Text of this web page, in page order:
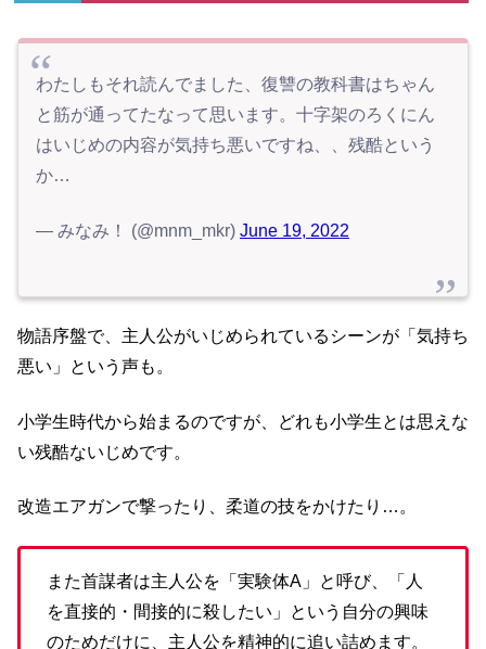
わたしもそれ読んでました、復讐の教科書はちゃん
と筋が通ってたなって思います。十字架のろくにん
はいじめの内容が気持ち悪いですね、、残酷という
か…
— みなみ！ (@mnm_mkr) June 19, 2022
物語序盤で、主人公がいじめられているシーンが「気持ち
悪い」という声も。
小学生時代から始まるのですが、どれも小学生とは思えな
い残酷ないじめです。
改造エアガンで撃ったり、柔道の技をかけたり…。
また首謀者は主人公を「実験体A」と呼び、「人
を直接的・間接的に殺したい」という自分の興味
のためだけに、主人公を精神的に追い詰めます。